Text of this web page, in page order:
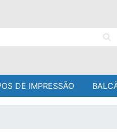
DE IMPRESSÃO